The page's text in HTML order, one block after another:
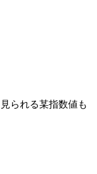
られる某指数値も